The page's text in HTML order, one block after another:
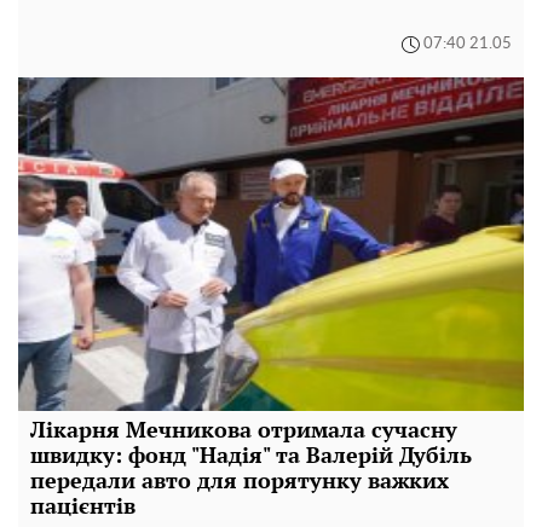
07:40 21.05
Лікарня Мечникова отримала сучасну
швидку: фонд "Надія" та Валерій Дубіль
передали авто для порятунку важких
пацієнтів